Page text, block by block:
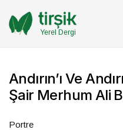
Yerel Dergi
Andırın’ı Ve
Şair Merhum Ali
Portre